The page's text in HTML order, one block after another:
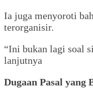
Ia juga menyoroti
terorganisir.
“Ini bukan lagi soal
lanjutnya
Dugaan Pasal yang